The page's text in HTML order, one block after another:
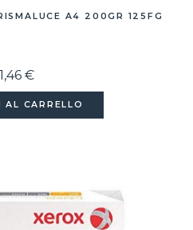
A4 200GR 125FG
€
AL CARRELLO